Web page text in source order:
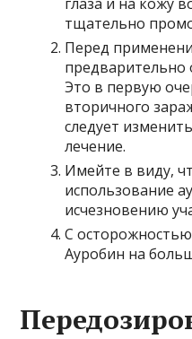
тщательно
Перед
предварительно
Это в первую
вторичного
следует
лечение.
Имейте в виду,
использование
исчезновению
С
Ауробин на